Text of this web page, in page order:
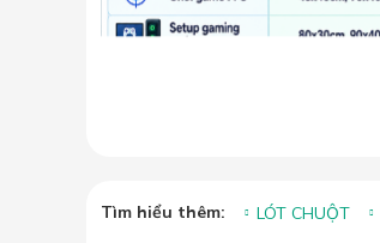
Tìm hiểu thêm: LÓT CHUỘT